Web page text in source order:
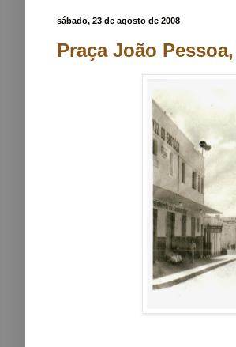
sábado, 23 de agosto de 2008
Praça João